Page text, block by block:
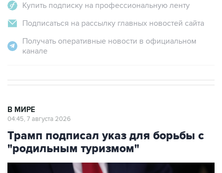
Купить подписку на профессиональную ленту
Подписаться на рассылку главных новостей сайта
Получать оперативные новости в официальном
канале
В МИРЕ
04:45, 7 августа 2026
Трамп подписал указ для борьбы с
"родильным туризмом"